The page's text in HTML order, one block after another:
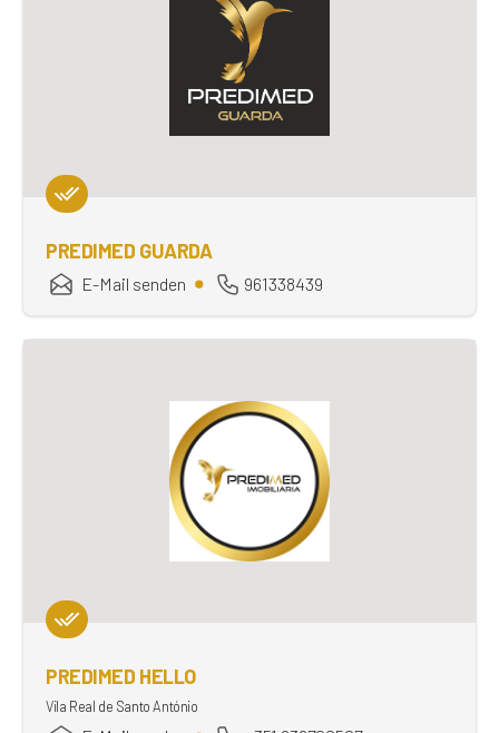
PREDIMED GUARDA
E-Mail senden 961338439
PREDIMED HELLO
Vila Real de Santo António